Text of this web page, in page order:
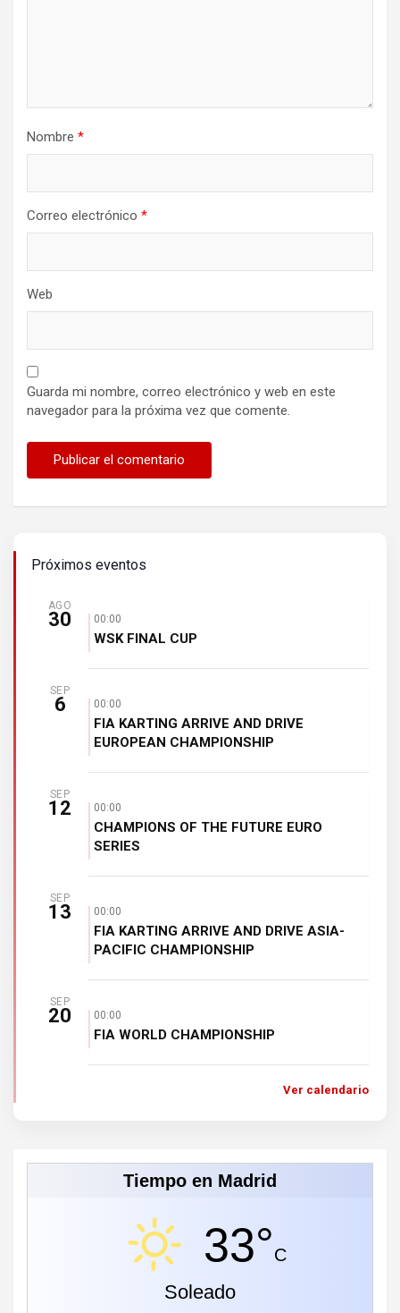
Nombre *
Correo electrónico *
Web
Guarda mi nombre, correo electrónico y web en este
navegador para la próxima vez que comente.
Próximos eventos
AGO
30 00:00
WSK FINAL CUP
SEP
6 00:00
FIA KARTING ARRIVE AND DRIVE
EUROPEAN CHAMPIONSHIP
SEP
12 00:00
CHAMPIONS OF THE FUTURE EURO
SERIES
SEP
13 00:00
FIA KARTING ARRIVE AND DRIVE ASIA-
PACIFIC CHAMPIONSHIP
SEP
20 00:00
FIA WORLD CHAMPIONSHIP
Ver calendario
Tiempo en Madrid
33°C
Soleado